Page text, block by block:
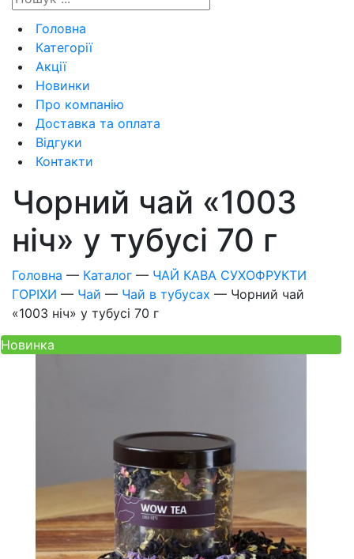
Головна
Категорії
Акції
Новинки
Про компанію
Доставка та оплата
Відгуки
Контакти
Чорний чай «1003
ніч» у тубусі 70 г
Головна — Каталог — ЧАЙ КАВА СУХОФРУКТИ
ГОРІХИ — Чай — Чай в тубусах — Чорний чай
«1003 ніч» у тубусі 70 г
Новинка